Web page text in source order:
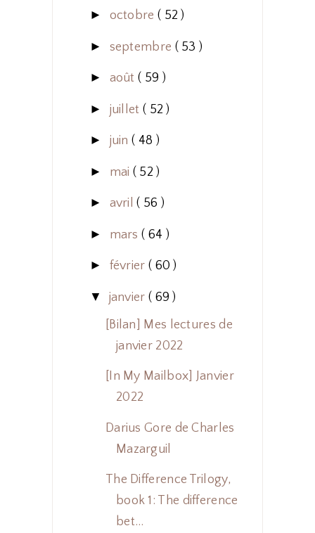
► octobre ( 52 )
► septembre ( 53 )
► août ( 59 )
► juillet ( 52 )
► juin ( 48 )
► mai ( 52 )
► avril( 56 )
► mars ( 64 )
► février ( 60 )
▼ janvier ( 69 )
[Bilan] Mes lectures de
janvier 2022
[In My Mailbox] Janvier
2022
Darius Gore de Charles
Mazarguil
The Difference Trilogy,
book 1: The difference
bet...